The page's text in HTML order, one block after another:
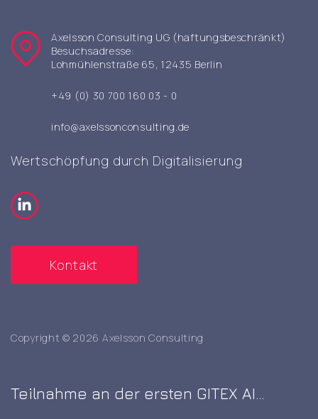
Axelsson Consulting UG (haftungsbeschränkt)
Besuchsadresse:
Lohmühlenstraße 65, 12435 Berlin
+49 (0) 30 700 160 03 - 0
info@axelssonconsulting.de
Wertschöpfung durch Digitalisierung
Kontakt
Copyright © 2026 Axelsson Consulting
Teilnahme an der ersten GITEX AI